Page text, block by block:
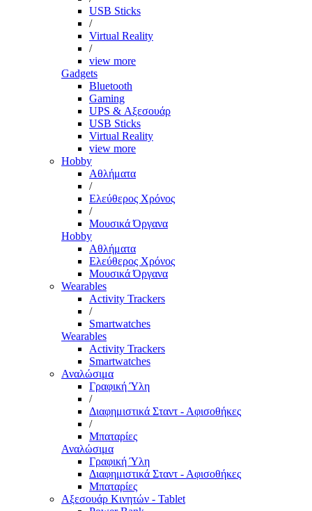
USB Sticks
/
Virtual Reality
/
view more
Gadgets
Bluetooth
Gaming
UPS & Αξεσουάρ
USB Sticks
Virtual Reality
view more
Hobby
Αθλήματα
/
Ελεύθερος Χρόνος
/
Μουσικά Όργανα
Hobby
Αθλήματα
Ελεύθερος Χρόνος
Μουσικά Όργανα
Wearables
Activity Trackers
/
Smartwatches
Wearables
Activity Trackers
Smartwatches
Αναλώσιμα
Γραφική Ύλη
/
Διαφημιστικά Σταντ - Αφισοθήκες
/
Μπαταρίες
Αναλώσιμα
Γραφική Ύλη
Διαφημιστικά Σταντ - Αφισοθήκες
Μπαταρίες
Αξεσουάρ Κινητών - Tablet